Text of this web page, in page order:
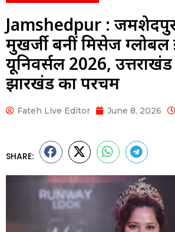
Jamshedpur : जमशेदपुर
मुखर्जी बनीं मिसेज ग्लोबल
यूनिवर्सल 2026,
झारखंड का परचम
Fateh Live Editor June 8, 2026
SHARE: